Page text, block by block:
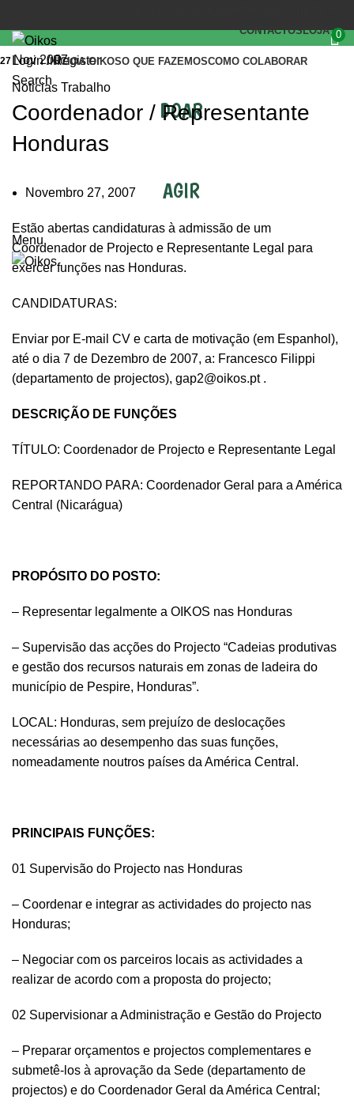
CONTACTOSLOJA 0
Login / Register
Search
INÍCIOA OIKOSO QUE FAZEMOSCOMO COLABORAR
DOAR
AGIR
Menu
Noticias Trabalho
Coordenador / Representante
Honduras
Novembro 27, 2007
27 Nov 2007
Estão abertas candidaturas à admissão de um
Coordenador de Projecto e Representante Legal para
exercer funções nas Honduras.
CANDIDATURAS:
Enviar por E-mail CV e carta de motivação (em Espanhol),
até o dia 7 de Dezembro de 2007, a: Francesco Filippi
(departamento de projectos), gap2@oikos.pt.
DESCRIÇÃO DE FUNÇÕES
TÍTULO: Coordenador de Projecto e Representante Legal
REPORTANDO PARA: Coordenador Geral para a América
Central (Nicarágua)
PROPÓSITO DO POSTO:
– Representar legalmente a OIKOS nas Honduras
– Supervisão das acções do Projecto “Cadeias produtivas
e gestão dos recursos naturais em zonas de ladeira do
município de Pespire, Honduras”.
LOCAL: Honduras, sem prejuízo de deslocações
necessárias ao desempenho das suas funções,
nomeadamente noutros países da América Central.
PRINCIPAIS FUNÇÕES:
01 Supervisão do Projecto nas Honduras
– Coordenar e integrar as actividades do projecto nas
Honduras;
– Negociar com os parceiros locais as actividades a
realizar de acordo com a proposta do projecto;
02 Supervisionar a Administração e Gestão do Projecto
– Preparar orçamentos e projectos complementares e
submetê-los à aprovação da Sede (departamento de
projectos) e do Coordenador Geral da América Central;